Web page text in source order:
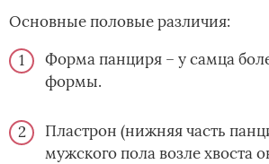
Основные половые различия:
Форма панциря – у самца
формы.
Пластрон (нижняя часть
мужского пола возле хвоста